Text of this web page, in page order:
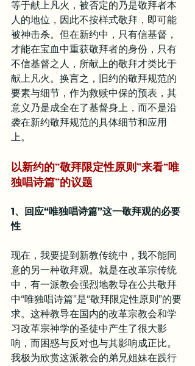
等于献上凡火，被否定的乃是敬拜者本
人的地位，因此不按样式敬拜，即可能
被神击杀。但在新约中，只有信基督，
才能在宝血中重获敬拜者的身份，只有
不信基督之人，所献上的敬拜才类比于
献上凡火。换言之，旧约的敬拜规范的
要素与细节，作为救赎中保的预表，其
意义乃是成全在了基督身上，而不是沿
袭在新约敬拜规范的具体细节和应用
上。
以新约的“敬拜限定性原则”来看“唯
独唱诗篇”的议题
1、回应“唯独唱诗篇”这一敬拜观的必要
性
现在，我要提到新教传统中，我不能同
意的另一种敬拜观。就是在改革宗传统
中，有一派教会强烈地教导在公共敬拜
中“唯独唱诗篇”是“敬拜限定性原则”的要
求。这种教导在国内的改革宗教会和学
习改革宗神学的圣徒中产生了很大影
响，而困惑与反对也与其影响成正比。
我极为欣赏这派教会的弟兄姐妹在践行